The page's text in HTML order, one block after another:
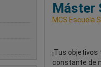
Máster
MCS Escuela
¡Tus
constante de